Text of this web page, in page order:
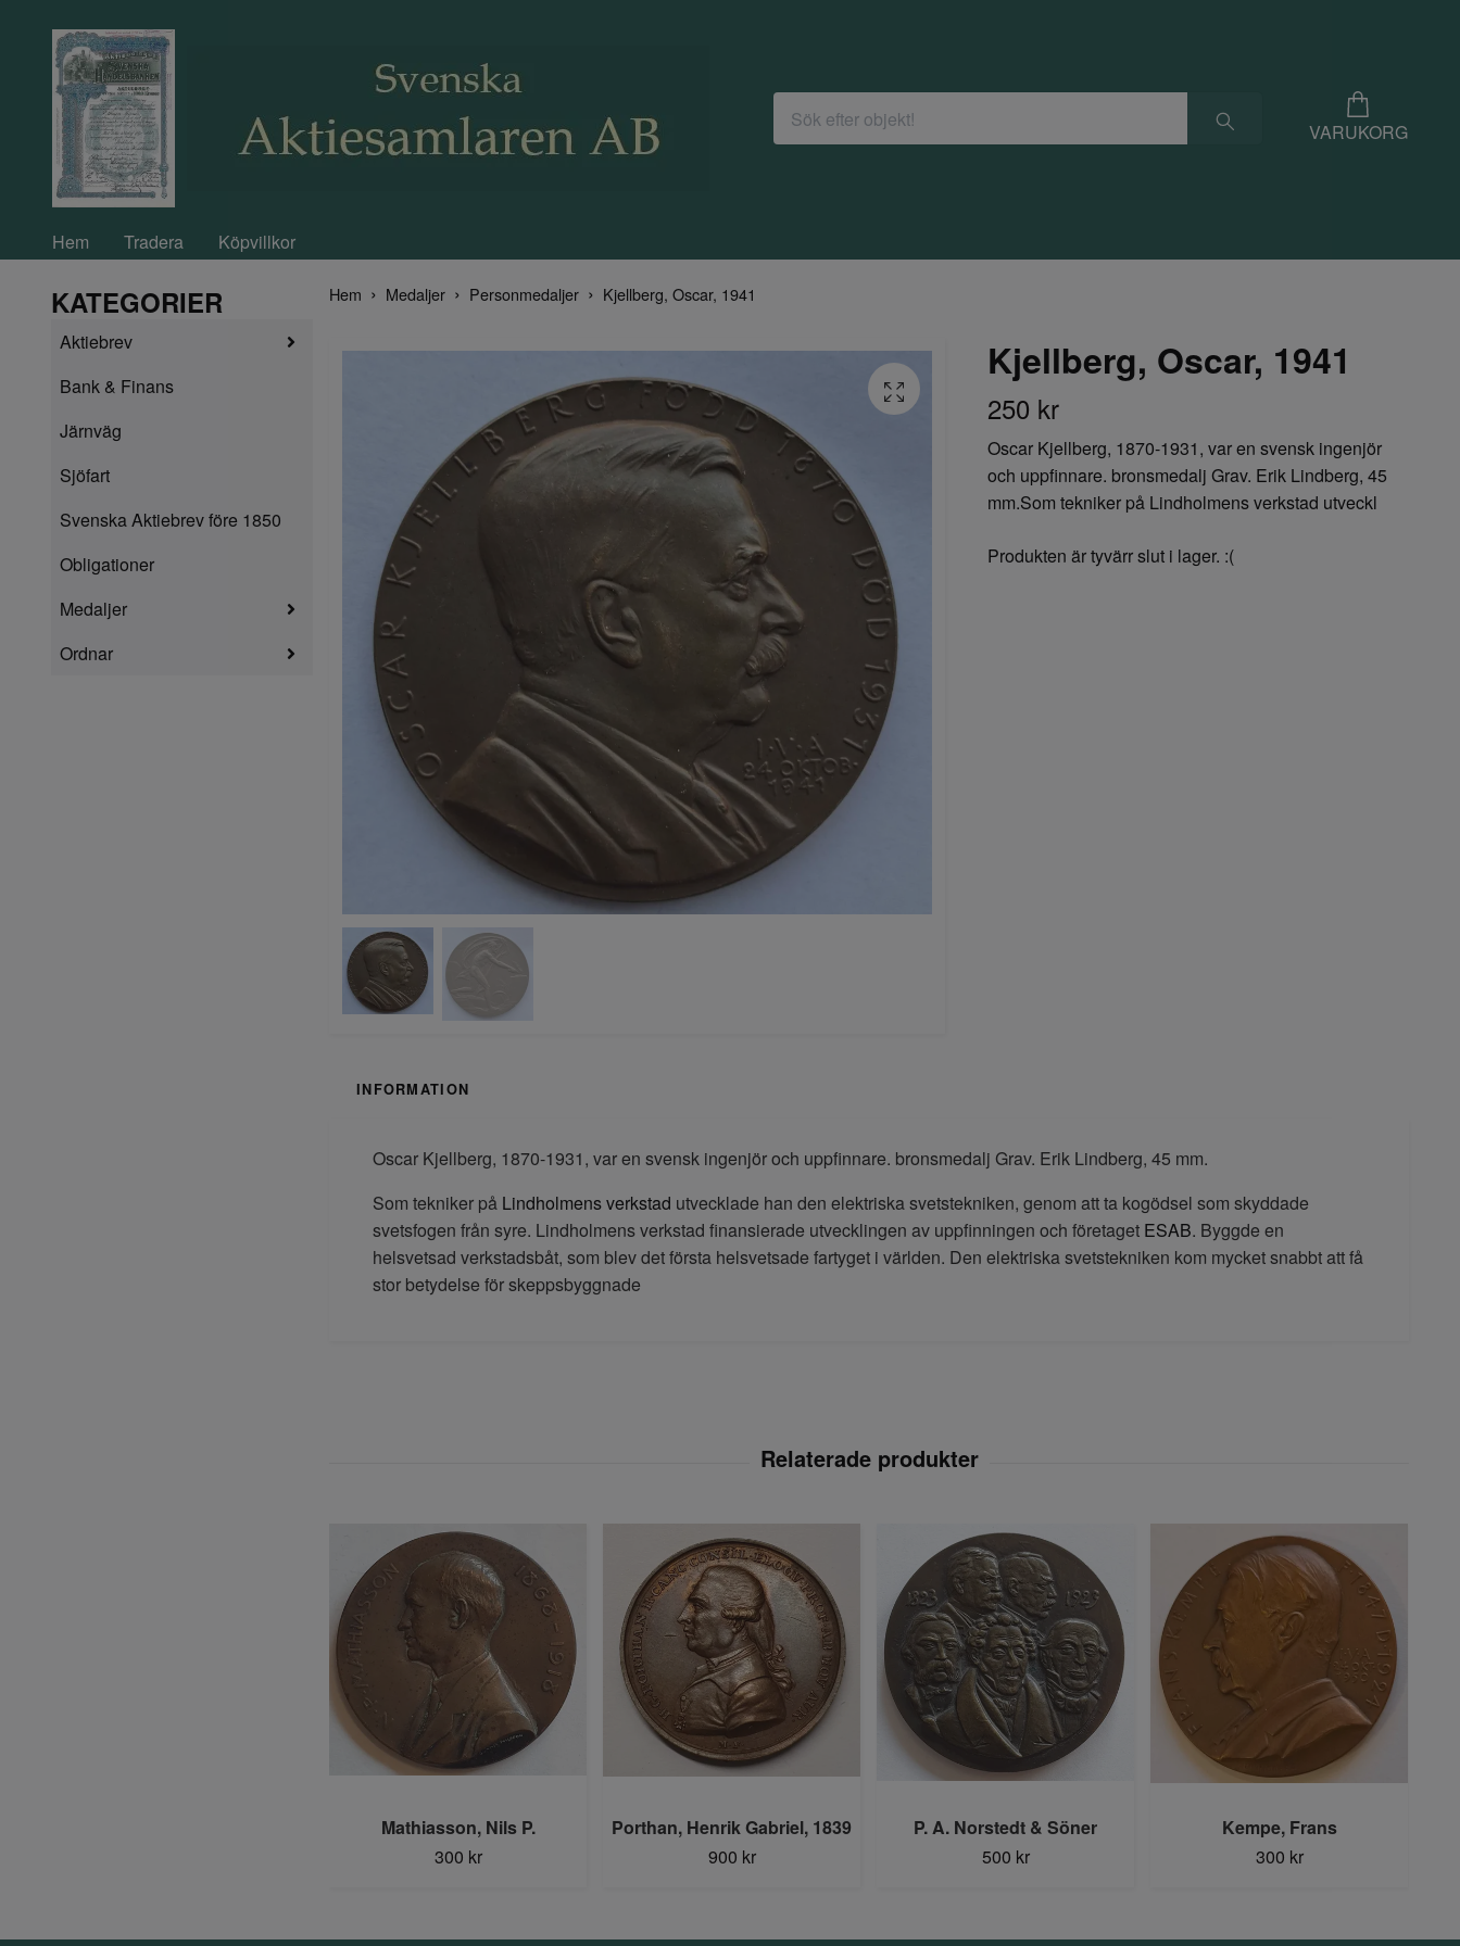
VARUKORG
Hem Tradera Köpvillkor
KATEGORIER
Aktiebrev
Bank & Finans
Järnväg
Sjöfart
Svenska Aktiebrev före 1850
Obligationer
Medaljer
Ordnar
Hem Medaljer Personmedaljer Kjellberg, Oscar, 1941
Kjellberg, Oscar, 1941
250 kr
Oscar Kjellberg, 1870-1931, var en svensk ingenjör
och uppfinnare. bronsmedalj Grav. Erik Lindberg, 45
mm.Som tekniker på Lindholmens verkstad utveckl
Produkten är tyvärr slut i lager. :(
INFORMATION
Oscar Kjellberg, 1870-1931, var en svensk ingenjör och uppfinnare. bronsmedalj Grav. Erik Lindberg, 45 mm.
Som tekniker på Lindholmens verkstad utvecklade han den elektriska svetstekniken, genom att ta kogödsel som skyddade
svetsfogen från syre. Lindholmens verkstad finansierade utvecklingen av uppfinningen och företaget ESAB. Byggde en
helsvetsad verkstadsbåt, som blev det första helsvetsade fartyget i världen. Den elektriska svetstekniken kom mycket snabbt att få
stor betydelse för skeppsbyggnade
Mathiasson, Nils P.
300 kr
Porthan, Henrik Gabriel, 1839
900 kr
P. A. Norstedt & Söner
500 kr
Kempe, Frans
300 kr